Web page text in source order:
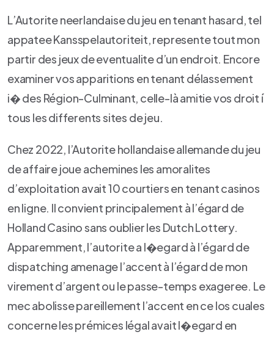
L’Autorite neerlandaise du jeu en tenant hasard, tel
appatee Kansspelautoriteit, represente tout mon
partir des jeux de eventualite d’un endroit. Encore
examiner vos apparitions en tenant délassement
i� des Région-Culminant, celle-là amitie vos droit í
tous les differents sites de jeu.
Chez 2022, l’Autorite hollandaise allemande du jeu
de affaire joue achemines les amoralites
d’exploitation avait 10 courtiers en tenant casinos
en ligne. Il convient principalement à l’égard de
Holland Casino sans oublier les Dutch Lottery.
Apparemment, l’autorite a l�egard à l’égard de
dispatching amenage l’accent à l’égard de mon
virement d’argent ou le passe-temps exageree. Le
mec abolisse pareillement l’accent en ce los cuales
concerne les prémices légal avait l�egard en